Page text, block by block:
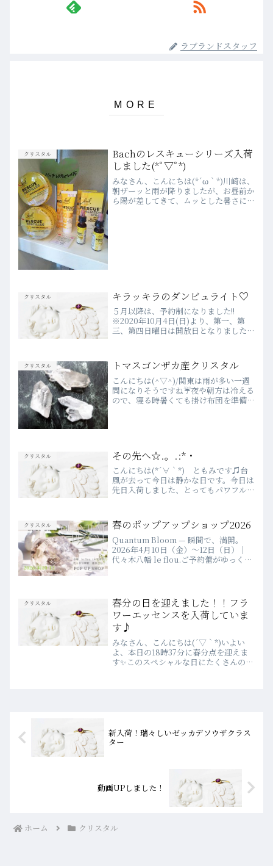
ラブランドスタッフ
クリスタル
Bachのレスキューシリーズ入荷
しました(*ﾟ▽ﾟ*)
みなさん、こんにちは(*´ω｀*)川崎は、
朝ザーッと雨が降りましたが、お昼前か
ら陽が差してきて、ムッとした暑さに
クリスタル キラッキラのダンビュライト♡
５月以降は、予約制になりました!!
※2020年10月4日(日)より、第一、第
三、第四日曜日は開放日となりました。
ください♪💗2020年４月より
WEBSHOPがOPEN...
クリスタル トマスゴンザカ産クリスタル
こんにちは(^▽^)/関東は雨が多い一週
間になりそうですね☔夜や朝方は冷える
ので、寝る時暑くても掛け布団を準備し
クリスタル その先へ☆.。.:*・
こんにちは(*´∀｀*) ともみです♫台
風が去って今日は静かな日です。今日は
先日入荷しました、とってもパワフルな
ツ）￥15,800ヒマラヤ水晶（ルチル）
￥17,800ヒ...
クリスタル 春のポップアップショップ2026
Quantum Bloom — 瞬間で、満開。
2026年4月10日（金）〜12日（日）｜
代々木八幡 le flou.ご予約蕾がゆっくり
クリスタル
春分の日を迎えました！！フラ
ワーエッセンスを入荷していま
す♪
みなさん、こんにちは(´▽｀*)いよい
よ、本日の18時37分に春分点を迎えま
す✨このスペシャルな日にたくさんのお
新入荷！瑞々しいゼッカデソウザクラス
ター
動画UPしました！
ホーム クリスタル